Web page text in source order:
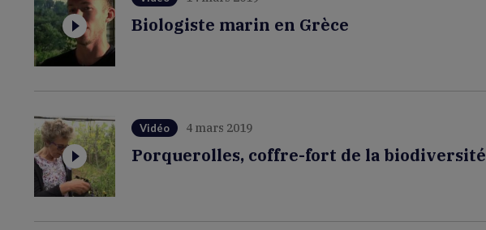
Biologiste marin en Grèce
Vidéo 4 mars 2019
Porquerolles, coffre-fort de la biodiversité